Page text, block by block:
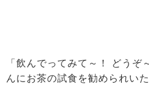
「飲んでってみて～！ どうぞ
んにお茶の試食を勧められい